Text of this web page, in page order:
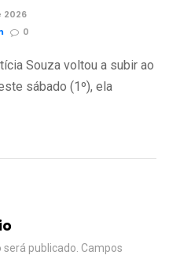
2026
0
Souza voltou a subir ao
sábado (1º), ela
publicado. Campos